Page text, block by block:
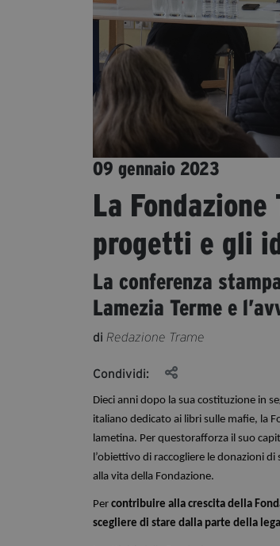
09 gennaio 2023
La
progetti e gli
La conferenza
Lamezia Terme e
di Redazione Trame
Condividi:
Dieci anni dopo la sua costituzione in
italiano dedicato ai libri sulle mafie, la
lametina. Per questorafforza il suo
l’obiettivo di raccogliere le donazioni
alla vita della Fondazione.
Per contribuire alla crescita della
scegliere di stare dalla parte della